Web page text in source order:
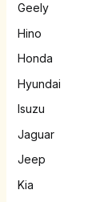
Geely
Hino
Honda
Hyundai
Isuzu
Jaguar
Jeep
Kia